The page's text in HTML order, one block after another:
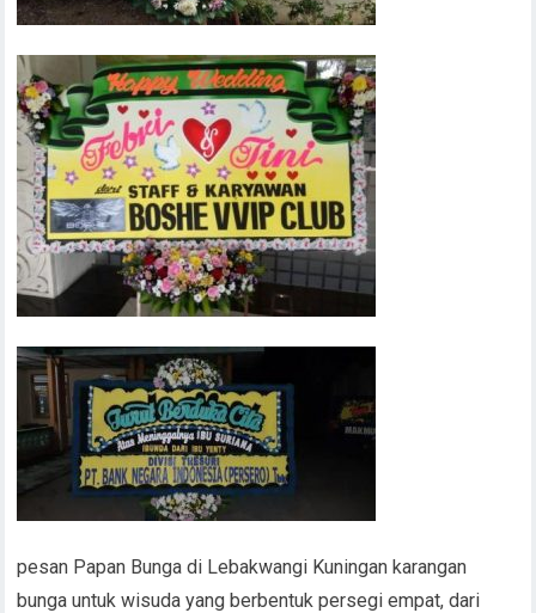
pesan Papan Bunga di Lebakwangi Kuningan karangan
bunga untuk wisuda yang berbentuk persegi empat, dari